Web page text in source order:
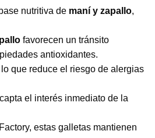
nutritiva de maní y zapallo,
favorecen un tránsito
antioxidantes.
que reduce el riesgo de alergias
el interés inmediato de la
estas galletas mantienen